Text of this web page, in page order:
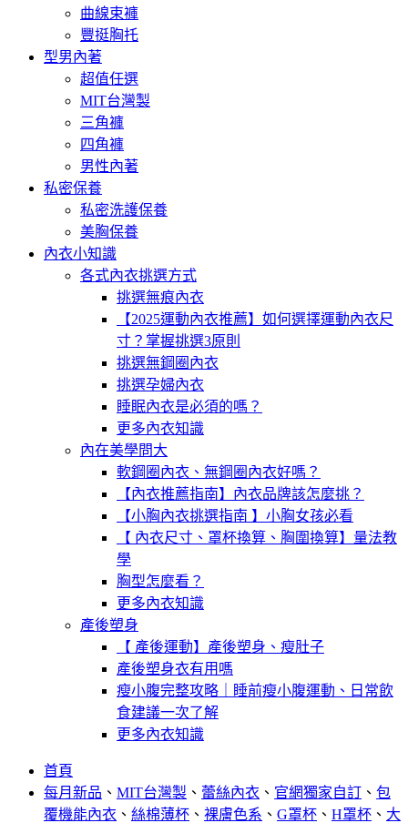
曲線束褲
豐挺胸托
型男內著
超值任選
MIT台灣製
三角褲
四角褲
男性內著
私密保養
私密洗護保養
美胸保養
內衣小知識
各式內衣挑選方式
挑選無痕內衣
【2025運動內衣推薦】如何選擇運動內衣尺
寸？掌握挑選3原則
挑選無鋼圈內衣
挑選孕婦內衣
睡眠內衣是必須的嗎？
更多內衣知識
內在美學問大
軟鋼圈內衣、無鋼圈內衣好嗎？
【內衣推薦指南】內衣品牌該怎麼挑？
【小胸內衣挑選指南 】小胸女孩必看
【 內衣尺寸、罩杯換算、胸圍換算】量法教
學
胸型怎麼看？
更多內衣知識
產後塑身
【 產後運動】產後塑身、瘦肚子
產後塑身衣有用嗎
瘦小腹完整攻略｜睡前瘦小腹運動、日常飲
食建議一次了解
更多內衣知識
首頁
每月新品 、 MIT台灣製 、 蕾絲內衣 、 官網獨家自訂 、 包
覆機能內衣 、 絲棉薄杯 、 裸膚色系 、 G罩杯 、 H罩杯 、 大